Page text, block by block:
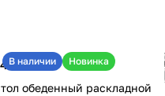
В наличии Новинка
600 ₽
обеденный раскладной